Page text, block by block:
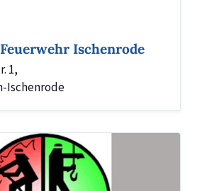
Ischenrode
1,
Ischenrode